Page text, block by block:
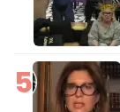
5